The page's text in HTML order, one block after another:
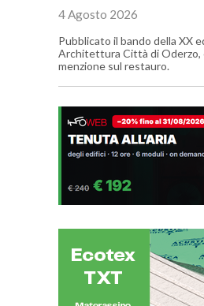
4 Agosto 2026
Pubblicato il bando della XX
Architettura Città di Oderzo,
menzione sul restauro.